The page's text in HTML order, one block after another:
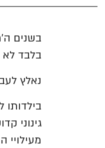
בלבד לא
נאלץ
גינוני